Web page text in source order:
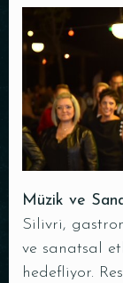
Müzik ve
Silivri,
ve sanatsal
hedefliyor.